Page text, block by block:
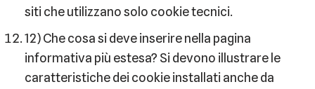
siti che utilizzano solo cookie tecnici.
12) Che cosa si deve inserire nella pagina
informativa più estesa? Si devono illustrare le
caratteristiche dei cookie installati anche da